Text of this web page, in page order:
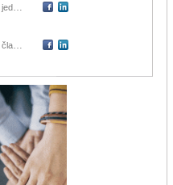
jedini osnivač d.o.o.
član uprave